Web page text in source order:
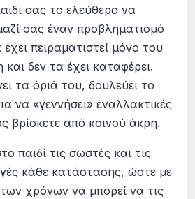
σας το ελεύθερο να
σας έναν προβληματισμό
πειραματιστεί μόνο του
και δεν τα έχει καταφέρει.
τα όριά του, δουλεύει το
να «γεννήσει» εναλλακτικές
βρίσκετε από κοινού άκρη.
παιδί τις σωστές και τις
κάθε κατάστασης, ώστε με
χρόνων να μπορεί να τις